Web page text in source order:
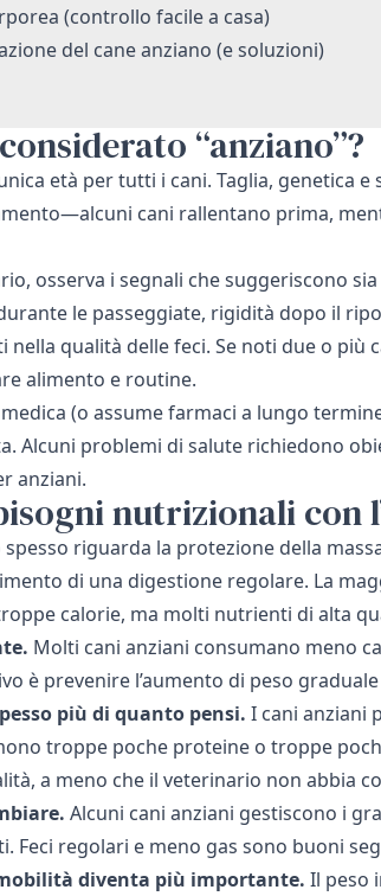
(controllo facile a casa)
del cane anziano (e soluzioni)
“anziano”?
età per tutti i cani. Taglia, genetica
cani rallentano prima,
osserva i segnali che suggeriscono
le passeggiate, rigidità dopo il
qualità delle feci. Se noti due o più
alimento e routine.
(o assume farmaci a lungo
Alcuni problemi di salute richiedono
anziani.
nutrizionali con
spesso riguarda la protezione della
di una digestione regolare. La
calorie, ma molti nutrienti di alta
Molti cani anziani consumano meno
è prevenire l’aumento di peso
più di quanto pensi. I cani anziani
troppe poche proteine o troppe
a meno che il veterinario non abbia
Alcuni cani anziani gestiscono i
Feci regolari e meno gas sono buoni
diventa più importante. Il peso